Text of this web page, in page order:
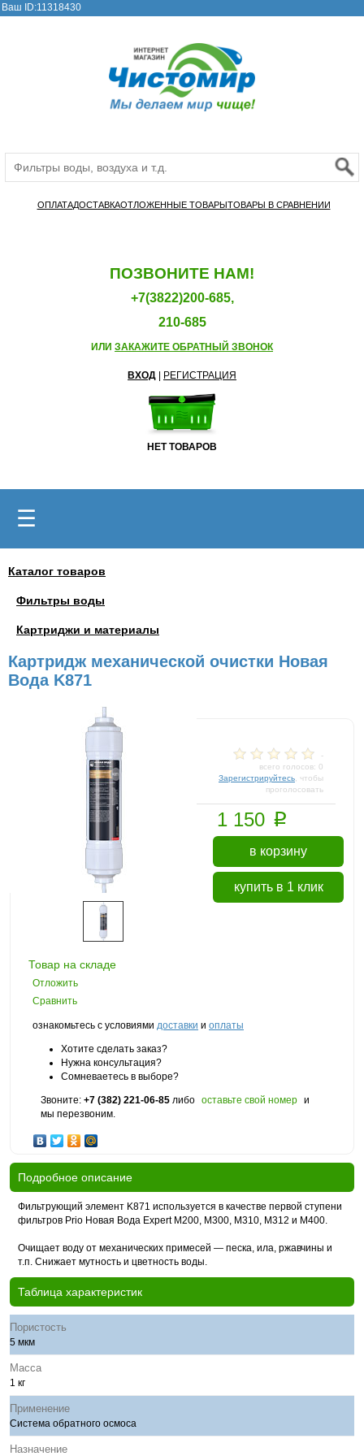
Ваш ID:11318430
ОПЛАТАДОСТАВКАОТЛОЖЕННЫЕ ТОВАРЫТОВАРЫ В СРАВНЕНИИ
ПОЗВОНИТЕ НАМ!
+7(3822)200-685,
210-685
ИЛИ ЗАКАЖИТЕ ОБРАТНЫЙ ЗВОНОК
ВХОД РЕГИСТРАЦИЯ
НЕТ ТОВАРОВ
☰
Каталог товаров
Фильтры воды
Картриджи и материалы
Картридж механической очистки Новая
Вода K871
-
всего голосов: 0
Зарегистрируйтесь , чтобы
проголосовать
1 150 p
в корзину
купить в 1 клик
Товар на складе
Отложить
Сравнить
ознакомьтесь с условиями доставки и оплаты
Хотите сделать заказ?
Нужна консультация?
Сомневаетесь в выборе?
Звоните: +7 (382) 221-06-85 либо оставьте свой номер и
мы перезвоним.
Подробное описание
Фильтрующий элемент K871 используется в качестве первой ступени
фильтров Prio Новая Вода Expert М200, М300, М310, М312 и М400.
Очищает воду от механических примесей — песка, ила, ржавчины и
т.п. Снижает мутность и цветность воды.
Таблица характеристик
Пористость
5 мкм
Масса
1 кг
Применение
Система обратного осмоса
Назначение